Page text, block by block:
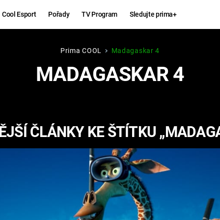
Cool Esport Pořady TV Program Sledujte prima+
Hry
KINGDOM
COME:
DELIVERANCE
ESPORT
Zábava
Prima COOL Madagaskar 4
MADAGASKAR 4
ČLÁNKY KE ŠTÍTKU